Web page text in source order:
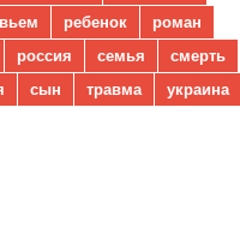
ребенок
роман
россия семья
смерть
сын травма
украина